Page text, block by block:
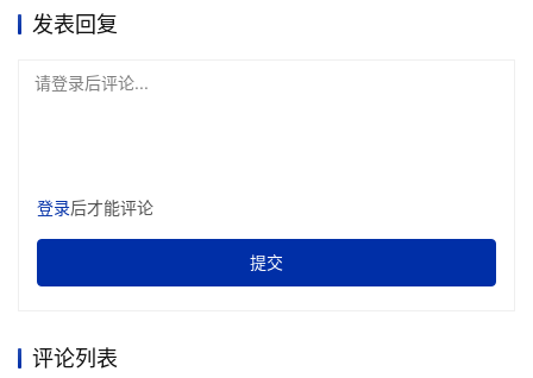
化’等在内，这一系列手段和技巧的系统化运用，网络营销
增幅急速增加。上海大众关系营销高级经理刘磊表示：“在
能不做电视推广，但一定会做网络推广。搜索引擎营销也是
关键词。同时，刘磊笑言：“我们觉得对搜索引擎营销的功
发表回复
请登录后评论...
登录后才能评论
提交
评论列表